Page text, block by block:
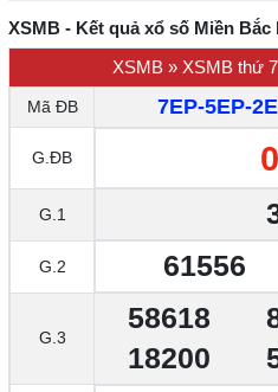
XSMB - Kết quả xổ số Miền Bắc
XSMB » XSMB thứ 7
Mã ĐB 7EP-5EP-
G.ĐB
G.1
G.2 61556
G.3
58618
18200